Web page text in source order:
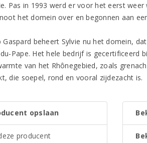
Pas in 1993 werd er voor het eerst
het domein over en begonnen aan
beheert Sylvie nu het domein,
Pape. Het hele bedrijf is gecertificeerd
van het Rhônegebied, zoals
die soepel, rond en vooral zijdezacht is.
opslaan
producent